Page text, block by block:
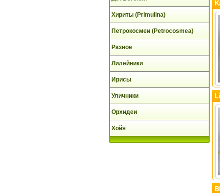
Хириты (Primulina)
Петрокосмеи (Petrocosmea)
Разное
Лилейники
Ирисы
Уличники
Орхидеи
Хойя